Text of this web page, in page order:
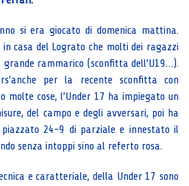
si era giocato di domenica mattina.
in casa del Lograto che molti dei ragazzi
grande rammarico (sconfitta dell’U19…).
per la recente sconfitta con
molte cose, l’Under 17 ha impiegato un
del campo e degli avversari, poi ha
piazzato 24-9 di parziale e innestato il
senza intoppi sino al referto rosa.
e caratteriale, della Under 17 sono